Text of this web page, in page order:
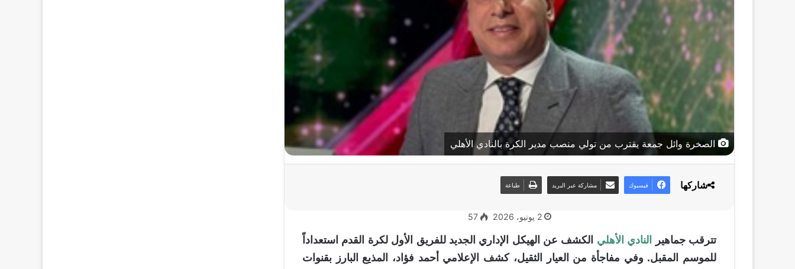
الصخرة وائل جمعة يقترب من تولي منصب مدير الكرة بالنادي الأهلي
2 يونيو، 2026 57
تترقب جماهير النادي الأهلي الكشف عن الهيكل الإداري الجديد للفريق الأول لكرة القدم استعداداً
للموسم المقبل. وفي مفاجأة من العيار الثقيل، كشف الإعلامي أحمد فؤاد، المذيع البارز بقنوات
شاركها فيسبوك مشاركة عبر البريد طباعة